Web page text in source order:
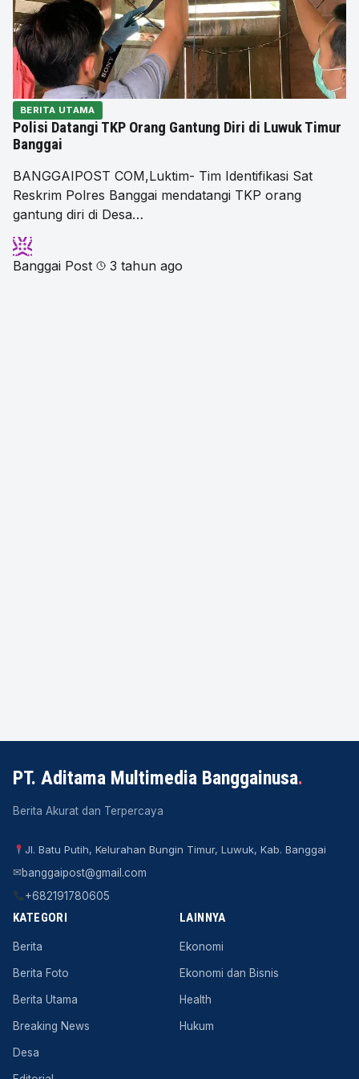
BERITA UTAMA
Polisi Datangi TKP Orang Gantung Diri di Luwuk Timur
Banggai
BANGGAIPOST COM,Luktim- Tim Identifikasi Sat
Reskrim Polres Banggai mendatangi TKP orang
gantung diri di Desa…
Banggai Post 3 tahun ago
PT. Aditama Multimedia Banggainusa.
Berita Akurat dan Terpercaya
Jl. Batu Putih, Kelurahan Bungin Timur, Luwuk, Kab. Banggai
✉banggaipost@gmail.com
+682191780605
KATEGORI
Berita
Berita Foto
Berita Utama
Breaking News
Desa
LAINNYA
Ekonomi
Ekonomi dan Bisnis
Health
Hukum